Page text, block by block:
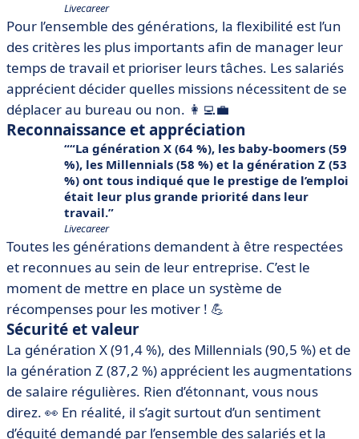
Livecareer
Pour l’ensemble des générations, la flexibilité est l’un
des critères les plus importants afin de manager leur
temps de travail et prioriser leurs tâches. Les salariés
apprécient décider quelles missions nécessitent de se
déplacer au bureau ou non. 👩‍💻💼
Reconnaissance et appréciation
“La génération X (64 %), les baby-boomers (59
%), les Millennials (58 %) et la génération Z (53
%) ont tous indiqué que le prestige de l’emploi
était leur plus grande priorité dans leur
travail.
Livecareer
Toutes les générations demandent à être respectées
et reconnues au sein de leur entreprise. C’est le
moment de mettre en place un système de
récompenses pour les motiver ! 💪
Sécurité et valeur
La génération X (91,4 %), des Millennials (90,5 %) et de
la génération Z (87,2 %) apprécient les augmentations
de salaire régulières. Rien d’étonnant, vous nous
direz. 👀 En réalité, il s’agit surtout d’un sentiment
d’équité demandé par l’ensemble des salariés et la